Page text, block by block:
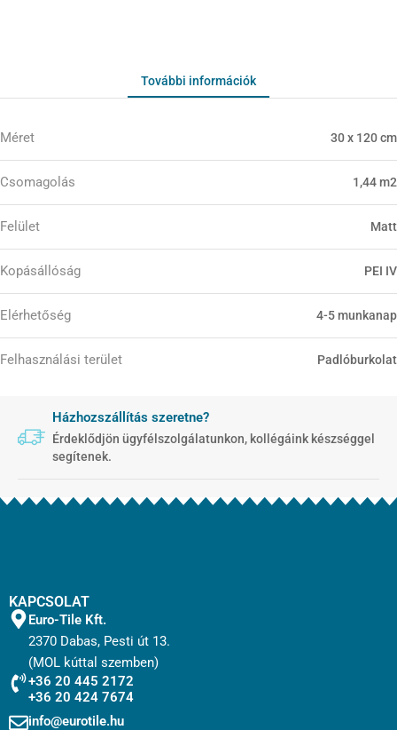
További információk
Méret 30 x 120 cm
Csomagolás 1,44 m2
Felület Matt
Kopásállóság PEI IV
Elérhetőség 4-5 munkanap
Felhasználási terület Padlóburkolat
Házhozszállítás szeretne?
Érdeklődjön ügyfélszolgálatunkon, kollégáink készséggel
segítenek.
KAPCSOLAT
Euro-Tile Kft.
2370 Dabas, Pesti út 13.
(MOL kúttal szemben)
+36 20 445 2172
+36 20 424 7674
info@eurotile.hu